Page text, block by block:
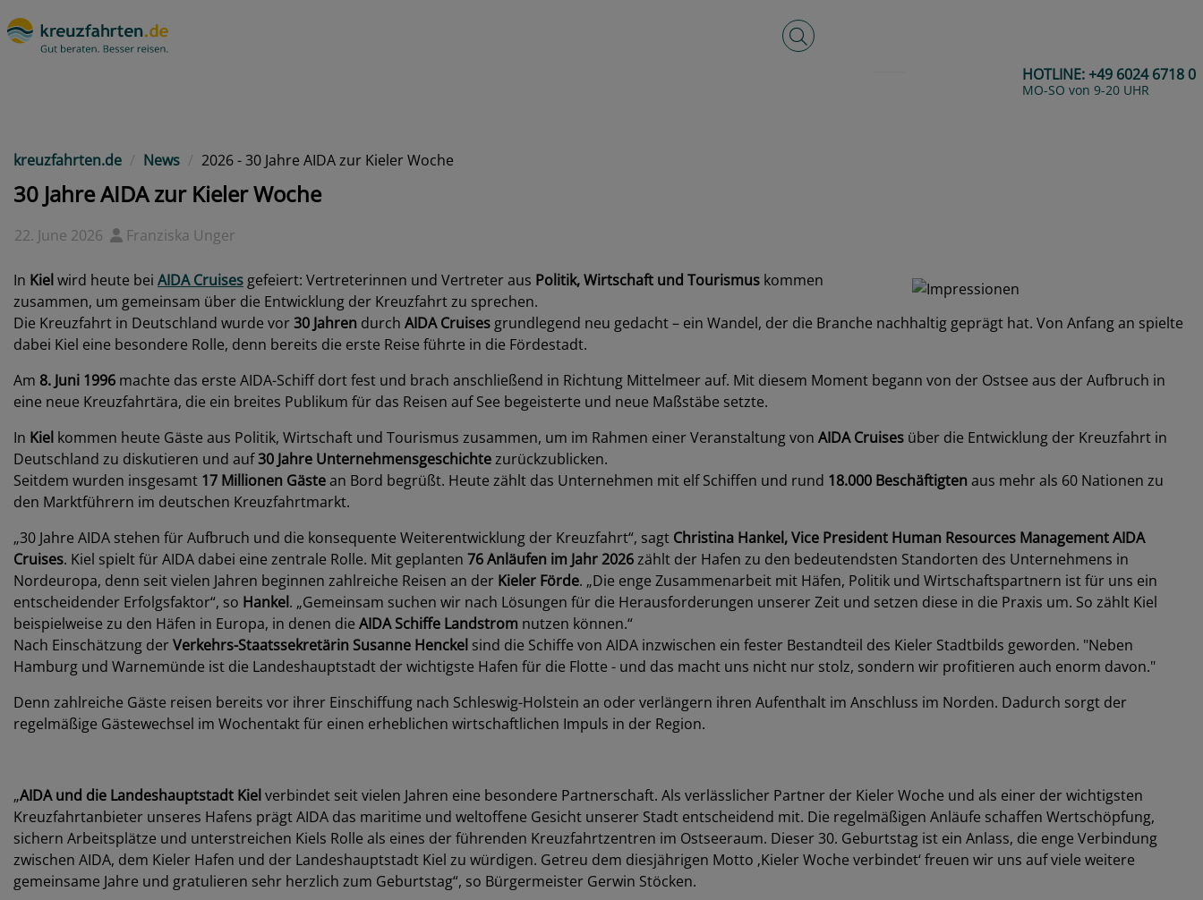
Volltextsuche
HOTLINE:+49 6024 6718 0
MO-SO von 9-20 UHR
kreuzfahrten.de News 2026 - 30 Jahre AIDA zur Kieler Woche
30 Jahre AIDA zur Kieler Woche
22. June 2026 Franziska Unger
In Kiel wird heute bei AIDA Cruises gefeiert: Vertreterinnen und Vertreter aus Politik, Wirtschaft und Tourismus kommen
zusammen, um gemeinsam über die Entwicklung der Kreuzfahrt zu sprechen.
Die Kreuzfahrt in Deutschland wurde vor30 Jahren durch AIDA Cruises grundlegend neu gedacht – ein Wandel, der die Branche nachhaltig geprägt hat. Von Anfang an spielte
dabei Kiel eine besondere Rolle, denn bereits die erste Reise führte in die Fördestadt.
Am 8. Juni 1996 machte das erste AIDA-Schiff dort fest und brach anschließend in Richtung Mittelmeer auf. Mit diesem Moment begann von der Ostsee aus der Aufbruch in
eine neue Kreuzfahrtära, die ein breites Publikum für das Reisen auf See begeisterte und neue Maßstäbe setzte.
In Kiel kommen heute Gäste aus Politik, Wirtschaft und Tourismus zusammen, um im Rahmen einer Veranstaltung von AIDA Cruises über die Entwicklung der Kreuzfahrt in
Deutschland zu diskutieren und auf30 Jahre Unternehmensgeschichtezurückzublicken.
Seitdem wurden insgesamt 17 Millionen Gästean Bord begrüßt. Heute zählt das Unternehmen mit elf Schiffen und rund 18.000 Beschäftigten aus mehr als 60 Nationen zu
den Marktführern im deutschen Kreuzfahrtmarkt.
„30 Jahre AIDA stehen für Aufbruch und die konsequente Weiterentwicklung der Kreuzfahrt“, sagt Christina Hankel, Vice President Human Resources Management AIDA
Cruises. Kiel spielt für AIDA dabei eine zentrale Rolle. Mit geplanten 76 Anläufen im Jahr 2026zählt der Hafen zu den bedeutendsten Standorten des Unternehmens in
Nordeuropa, denn seit vielen Jahren beginnen zahlreiche Reisen an der Kieler Förde. „Die enge Zusammenarbeit mit Häfen, Politik und Wirtschaftspartnern ist für uns ein
entscheidender Erfolgsfaktor“, so Hankel. „Gemeinsam suchen wir nach Lösungen für die Herausforderungen unserer Zeit und setzen diese in die Praxis um. So zählt Kiel
beispielweise zu den Häfen in Europa, in denen die AIDA Schiffe Landstrom nutzen können.“
Nach Einschätzung derVerkehrs-Staatssekretärin Susanne Henckel sind die Schiffe von AIDA inzwischen ein fester Bestandteil des Kieler Stadtbilds geworden. "Neben
Hamburg und Warnemünde ist die Landeshauptstadt der wichtigste Hafen für die Flotte - und das macht uns nicht nur stolz, sondern wir profitieren auch enorm davon."
Denn zahlreiche Gäste reisen bereits vor ihrer Einschiffung nach Schleswig-Holstein an oder verlängern ihren Aufenthalt im Anschluss im Norden. Dadurch sorgt der
regelmäßige Gästewechsel im Wochentakt für einen erheblichen wirtschaftlichen Impuls in der Region.
„AIDA und die Landeshauptstadt Kiel verbindet seit vielen Jahren eine besondere Partnerschaft. Als verlässlicher Partner der Kieler Woche und als einer der wichtigsten
Kreuzfahrtanbieter unseres Hafens prägt AIDA das maritime und weltoffene Gesicht unserer Stadt entscheidend mit. Die regelmäßigen Anläufe schaffen Wertschöpfung,
sichern Arbeitsplätze und unterstreichen Kiels Rolle als eines der führenden Kreuzfahrtzentren im Ostseeraum. Dieser 30. Geburtstag ist ein Anlass, die enge Verbindung
zwischen AIDA, dem Kieler Hafen und der Landeshauptstadt Kiel zu würdigen. Getreu dem diesjährigen Motto ‚Kieler Woche verbindet‘ freuen wir uns auf viele weitere
gemeinsame Jahre und gratulieren sehr herzlich zum Geburtstag“, so Bürgermeister Gerwin Stöcken.